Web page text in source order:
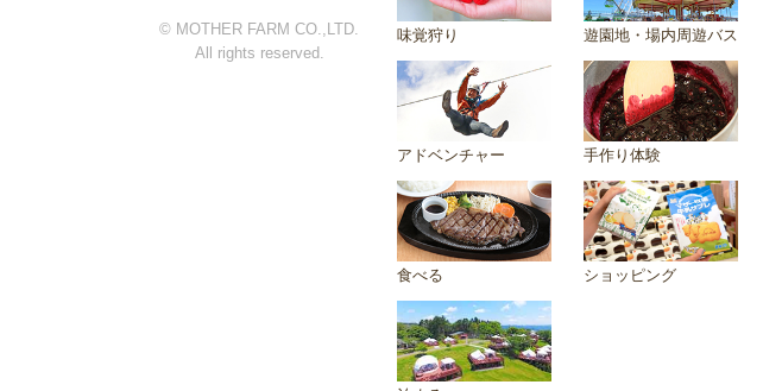
© MOTHER FARM CO.,LTD.
All rights reserved.
味覚狩り 遊園地・場内周遊バス
アドベンチャー 手作り体験
食べる ショッピング